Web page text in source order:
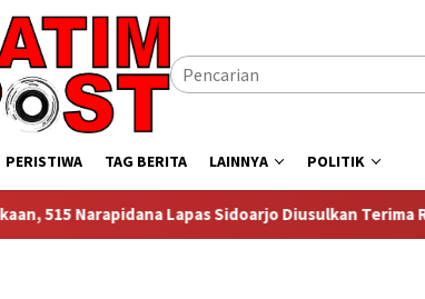
PERISTIWA TAG BERITA LAINNYA POLITIK
Diusulkan Terima Remisi, 12 Siap Kembali ke